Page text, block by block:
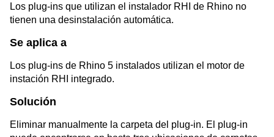
Los plug-ins que utilizan el instalador RHI de Rhino no
tienen una desinstalación automática.
Se aplica a
Los plug-ins de Rhino 5 instalados utilizan el motor de
instación RHI integrado.
Solución
Eliminar manualmente la carpeta del plug-in. El plug-in